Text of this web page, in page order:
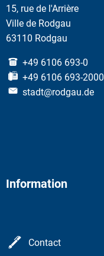
15, rue de l'Arrière
Ville de Rodgau
63110 Rodgau
+49 6106 693-0
+49 6106 693-2000
stadt@rodgau.de
Information
Contact